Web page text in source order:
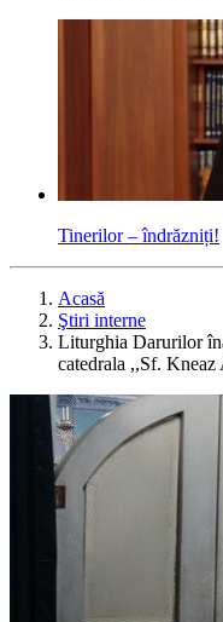
Tinerilor – îndrăzniți!
Acasă
Ştiri interne
Liturghia Darurilor
catedrala ,,Sf.